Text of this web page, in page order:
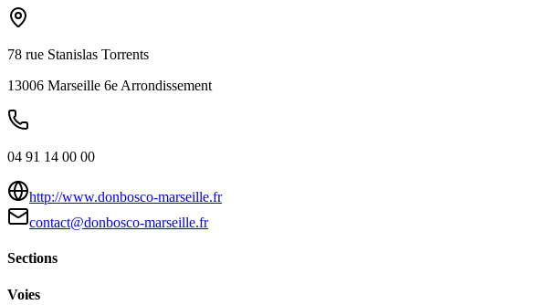
78 rue Stanislas Torrents
13006 Marseille 6e Arrondissement
04 91 14 00 00
http://www.donbosco-marseille.fr
contact@donbosco-marseille.fr
Sections
Voies